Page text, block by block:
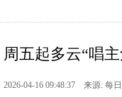
周五起多云“唱
2026-04-16 09:48:37 来源: 每